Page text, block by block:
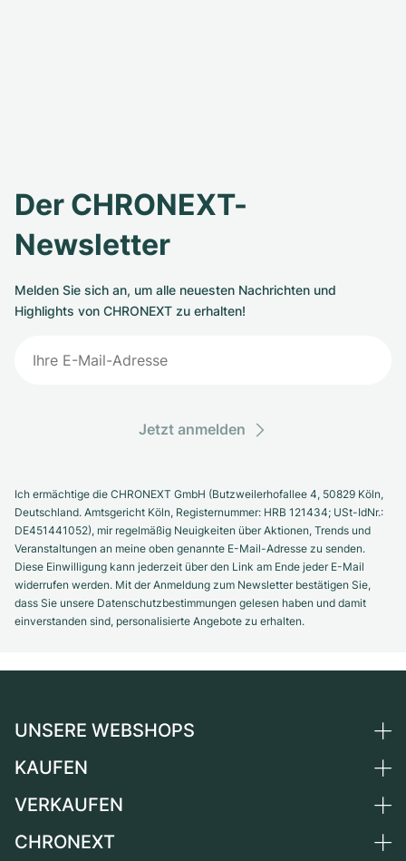
Der CHRONEXT-
Newsletter
Melden Sie sich an, um alle neuesten Nachrichten und
Highlights von CHRONEXT zu erhalten!
Jetzt anmelden
Ich ermächtige die CHRONEXT GmbH (Butzweilerhofallee 4, 50829 Köln,
Deutschland. Amtsgericht Köln, Registernummer: HRB 121434; USt-IdNr.:
DE451441052), mir regelmäßig Neuigkeiten über Aktionen, Trends und
Veranstaltungen an meine oben genannte E-Mail-Adresse zu senden.
Diese Einwilligung kann jederzeit über den Link am Ende jeder E-Mail
widerrufen werden. Mit der Anmeldung zum Newsletter bestätigen Sie,
dass Sie unsere Datenschutzbestimmungen gelesen haben und damit
einverstanden sind, personalisierte Angebote zu erhalten.
UNSERE WEBSHOPS
Deutschland
Schweiz
KAUFEN
Alle Luxusuhren
VERKAUFEN
Uhr verkaufen
CHRONEXT